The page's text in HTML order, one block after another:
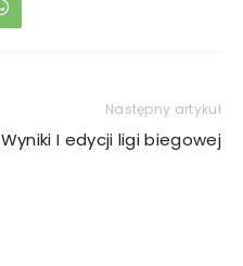
Następny artykuł
Wyniki I edycji ligi biegowej